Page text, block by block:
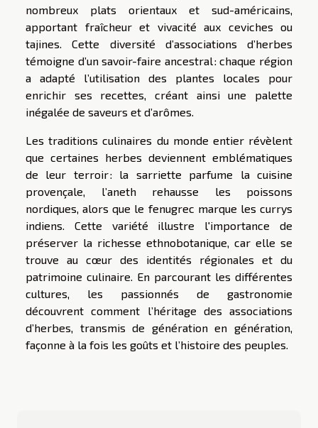
nombreux plats orientaux et sud-américains,
apportant fraîcheur et vivacité aux ceviches ou
tajines. Cette diversité d’associations d’herbes
témoigne d’un savoir-faire ancestral : chaque région
a adapté l’utilisation des plantes locales pour
enrichir ses recettes, créant ainsi une palette
inégalée de saveurs et d’arômes.
Les traditions culinaires du monde entier révèlent
que certaines herbes deviennent emblématiques
de leur terroir : la sarriette parfume la cuisine
provençale, l’aneth rehausse les poissons
nordiques, alors que le fenugrec marque les currys
indiens. Cette variété illustre l'importance de
préserver la richesse ethnobotanique, car elle se
trouve au cœur des identités régionales et du
patrimoine culinaire. En parcourant les différentes
cultures, les passionnés de gastronomie
découvrent comment l’héritage des associations
d’herbes, transmis de génération en génération,
façonne à la fois les goûts et l’histoire des peuples.